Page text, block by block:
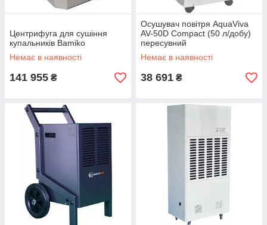
У нашому інтернет–магазині Ви можете вибрати осушувач
для басейну будь-якої потужності: від 60 до 120 л/хв. Є
моделі для невеликих приміщень (до 60 м3), так і для
приміщень побільше (400 і більше кв. метрів). Осушувачів
Apex і Fairland — це якісні і надійні апарати, з допомогою
яких швидко і ефективно встановлюється ідеальний
мікроклімат у приміщенні, де знаходиться Ваш басейн або
купіль.
Центрифуга для сушіння
купальників Bamiko
Немає в наявності
141 955 ₴
Осушувач повітря AquaViva
AV-50D Compact (50 л/добу)
пересувний
Немає в наявності
38 691 ₴